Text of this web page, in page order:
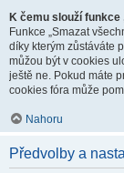
K čemu slouží
Funkce „Smazat
díky kterým zůstáváte
můžou být v cookies
ještě ne. Pokud máte
cookies fóra může
Nahoru
Předvolby a